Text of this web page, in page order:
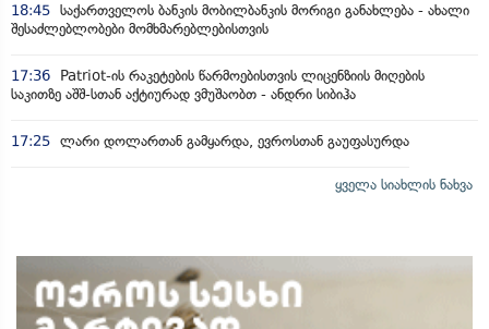
18:45 საქართველოს ბანკის მობილბანკის მორიგი განახლება - ახალი
შესაძლებლობები მომხმარებლებისთვის
17:36
Patriot-ის რაკეტების წარმოებისთვის ლიცენზიის მიღების
საკითზე აშშ-სთან აქტიურად ვმუშაობთ - ანდრი სიბიჰა
17:25 ლარი დოლართან გამყარდა, ევროსთან გაუფასურდა
ყველა სიახლის ნახვა